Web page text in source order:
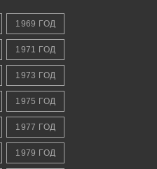
1969 ГОД
1971 ГОД
1973 ГОД
1975 ГОД
1977 ГОД
1979 ГОД